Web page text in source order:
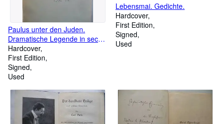
Paulus unter den Juden.
Dramatische Legende in sechs
Bildern.
Hardcover
First Edition
Signed
Used
Lebensmai. Gedichte.
Hardcover
First Edition
Signed
Used